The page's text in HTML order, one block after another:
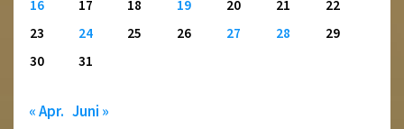
16
17 18 19 20 21
22
23
24 25 26 27 28
29
30
31
« Apr. Juni »